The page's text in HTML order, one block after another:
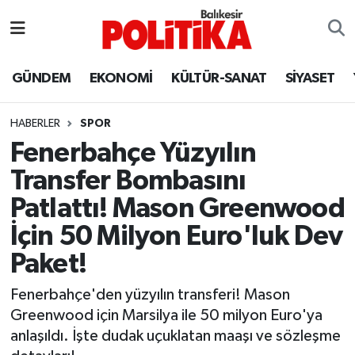
GÜNDEM EKONOMİ KÜLTÜR-SANAT SİYASET
HABERLER SPOR
Fenerbahçe Yüzyılın
Transfer Bombasını
Patlattı! Mason Greenwood
İçin 50 Milyon Euro'luk Dev
Paket!
Fenerbahçe'den yüzyılın transferi! Mason
Greenwood için Marsilya ile 50 milyon Euro'ya
anlaşıldı. İşte dudak uçuklatan maaşı ve sözleşme
Ayvalık
Bandırma
Bigadiç
BİYOGRAFİLER
Burhaniye
ÇEVRE
Balıkesir Hava Durumu
Balıkesir Namaz Vakitleri
Balıkesir Trafik Yoğunluk Haritası
Süper Lig Puan Durumu ve Fikstür
Tüm Manşetler
Son Dakika Haberleri
Haber Arşivi